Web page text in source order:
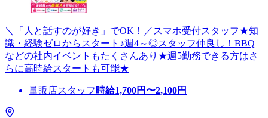
＼「人と話すのが好き」でOK！／スマホ受付スタッフ★知
識・経験ゼロからスタート♪週4～◎スタッフ仲良し！BBQ
などの社内イベントもたくさんあり★週5勤務できる方はさ
らに高時給スタートも可能★
量販店スタッフ 時給1,700円〜2,100円